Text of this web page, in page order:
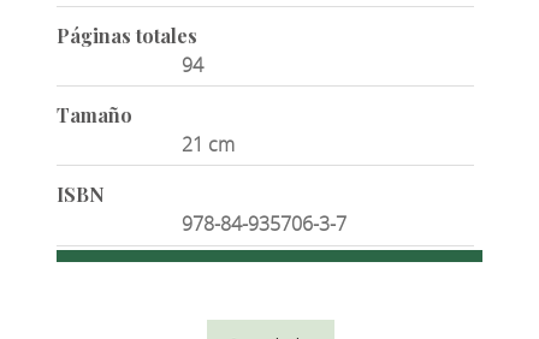
Páginas totales
94
Tamaño
21 cm
ISBN
978-84-935706-3-7